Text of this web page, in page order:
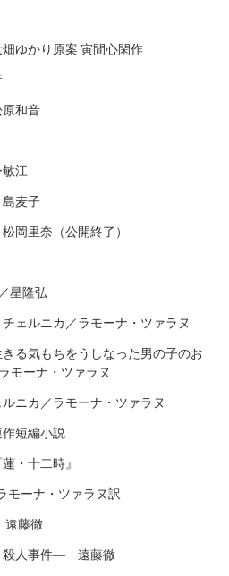
ゆかり原案 寅間心閑作
和音
江
麦子
岡里奈（公開終了）
星隆弘
ェルニカ／ラモーナ・ツァラヌ
る気もちをうしなった男の子のお
モーナ・ツァラヌ
ニカ／ラモーナ・ツァラヌ
短編小説
・十二時』
モーナ・ツァラヌ訳
遠藤徹
殺人事件― 遠藤徹